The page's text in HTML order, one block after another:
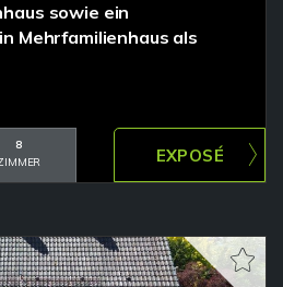
sowie ein
Mehrfamilienhaus als
8